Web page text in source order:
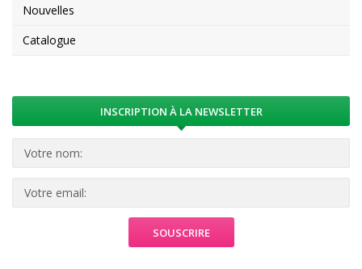
Nouvelles
Catalogue
INSCRIPTION À LA NEWSLETTER